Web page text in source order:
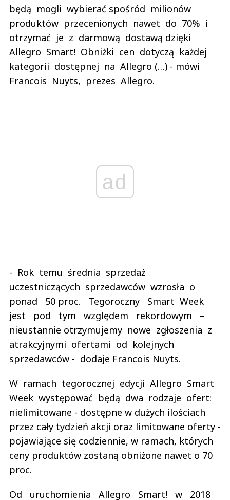
będą mogli wybierać spośród milionów
produktów przecenionych nawet do 70% i
otrzymać je z darmową dostawą dzięki
Allegro Smart! Obniżki cen dotyczą każdej
kategorii dostępnej na Allegro (…) - mówi
Francois Nuyts, prezes Allegro.
ad
- Rok temu średnia sprzedaż
uczestniczących sprzedawców wzrosła o
ponad 50 proc. Tegoroczny Smart Week
jest pod tym względem rekordowym –
nieustannie otrzymujemy nowe zgłoszenia z
atrakcyjnymi ofertami od kolejnych
sprzedawców - dodaje Francois Nuyts.
W ramach tegorocznej edycji Allegro Smart
Week występować będą dwa rodzaje ofert:
nielimitowane - dostępne w dużych ilościach
przez cały tydzień akcji oraz limitowane oferty -
pojawiające się codziennie, w ramach, których
ceny produktów zostaną obniżone nawet o 70
proc.
Od uruchomienia Allegro Smart! w 2018